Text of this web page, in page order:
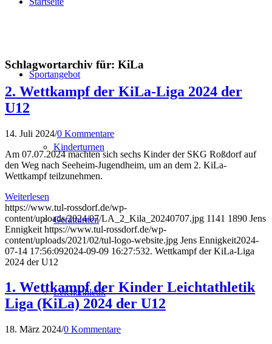
Sportangebot
Kinderturnen
Gerätturnen
Leichtathletik
Schlagwortarchiv für: KiLa
2. Wettkampf der KiLa-Liga 2024 der
U12
14. Juli 2024/0 Kommentare
Am 07.07.2024 machten sich sechs Kinder der SKG Roßdorf auf
den Weg nach Seeheim-Jugendheim, um an dem 2. KiLa-
Wettkampf teilzunehmen.
Weiterlesen
https://www.tul-rossdorf.de/wp-
content/uploads/2024/07/LA_2_Kila_20240707.jpg 1141 1890 Jens
Ennigkeit https://www.tul-rossdorf.de/wp-
content/uploads/2021/02/tul-logo-website.jpg Jens Ennigkeit2024-
07-14 17:56:092024-09-09 16:27:532. Wettkampf der KiLa-Liga
2024 der U12
1. Wettkampf der Kinder Leichtathletik
Liga (KiLa) 2024 der U12
18. März 2024/0 Kommentare